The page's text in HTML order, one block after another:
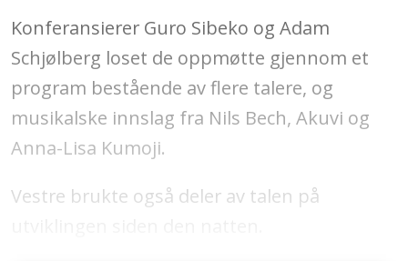
Konferansierer Guro Sibeko og Adam
Schjølberg loset de oppmøtte gjennom et
program bestående av flere talere, og
musikalske innslag fra Nils Bech, Akuvi og
Anna-Lisa Kumoji.
Vestre brukte også deler av talen på